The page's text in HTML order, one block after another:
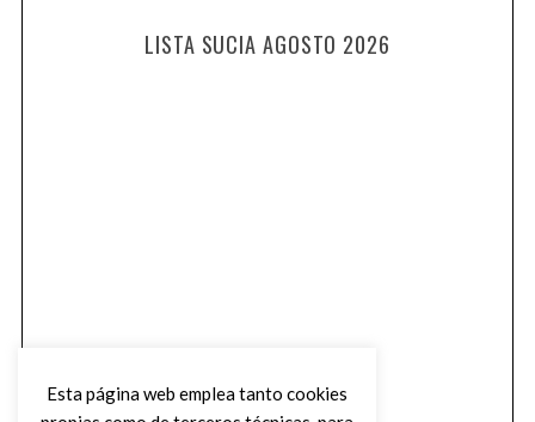
LISTA SUCIA AGOSTO 2026
Esta página web emplea tanto cookies